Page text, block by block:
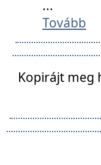
...
Tovább
Kopirájt meg